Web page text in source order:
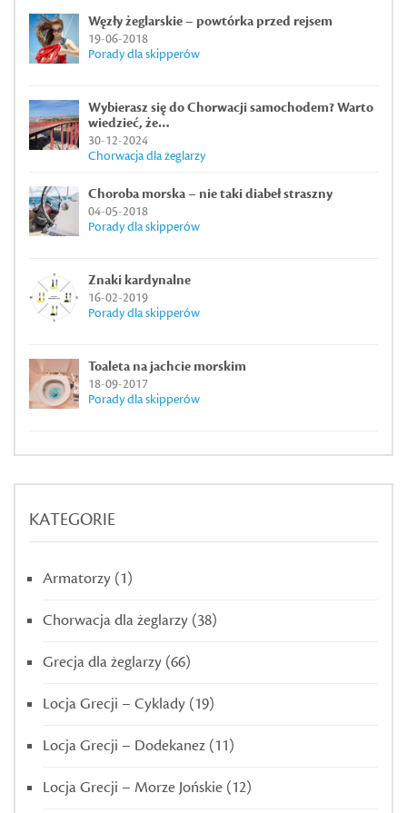
Węzły żeglarskie – powtórka przed rejsem
19-06-2018
Porady dla skipperów
Wybierasz się do Chorwacji samochodem? Warto
wiedzieć, że…
30-12-2024
Chorwacja dla żeglarzy
Choroba morska – nie taki diabeł straszny
04-05-2018
Porady dla skipperów
Znaki kardynalne
16-02-2019
Porady dla skipperów
Toaleta na jachcie morskim
18-09-2017
Porady dla skipperów
KATEGORIE
Armatorzy (1)
Chorwacja dla żeglarzy (38)
Grecja dla żeglarzy (66)
Locja Grecji – Cyklady (19)
Locja Grecji – Dodekanez (11)
Locja Grecji – Morze Jońskie (12)